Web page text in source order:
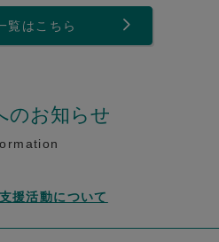
覧はこちら
のお知らせ
援活動について